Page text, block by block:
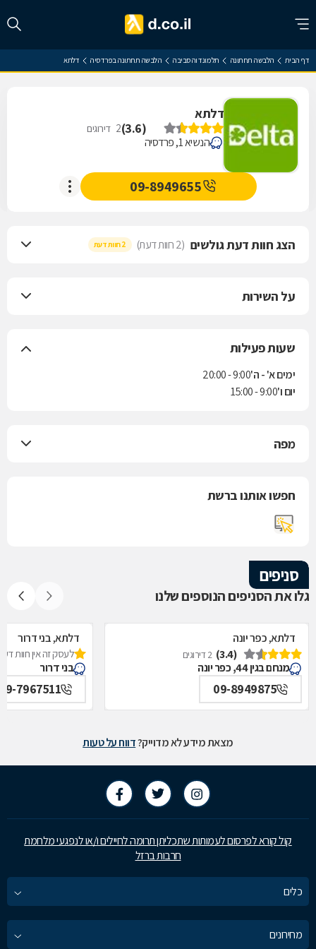
דף הבית הלבשה תחתונה תל מונד והסביבה הלבשה תחתונה בפרדסיה דלתא
דלתא
(
3.6
)
2 דירוגים
הנשיא 1, פרדסיה
09-8949655
הצג חוות דעת גולשים (2 חוות דעת) 2 חוות דעת
על השירות
שעות פעילות
ימים א' - ה'9:00 - 20:00
יום ו'9:00 - 15:00
מפה
חפשו אותנו ברשת
סניפים
גלו את הסניפים הנוספים שלנו
דלתא, כפר יונה
(3.4)
2 דירוגים
מנחם בגין 44, כפר יונה
09-8949875
דלתא, בני דרור
לעסק זה אין חוות
בני דרור
7967511
מצאת מידע לא מדוייק?דווח על טעות
קול קורא לפרסום לעמותות שתכליתן תרומה לחיילים ו/או לנפגעי מלחמת
חרבות ברזל
כלים
מחירונים